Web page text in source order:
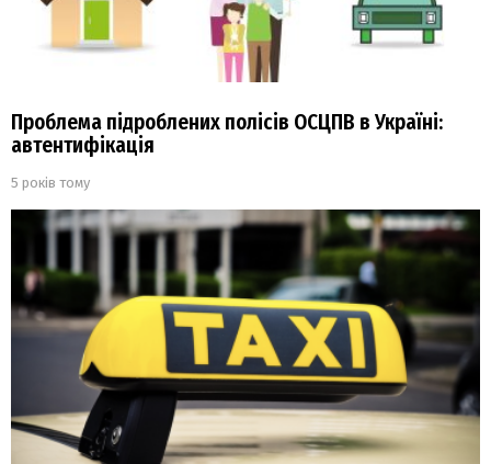
Проблема підроблених полісів ОСЦПВ в Україні:
автентифікація
5 років тому